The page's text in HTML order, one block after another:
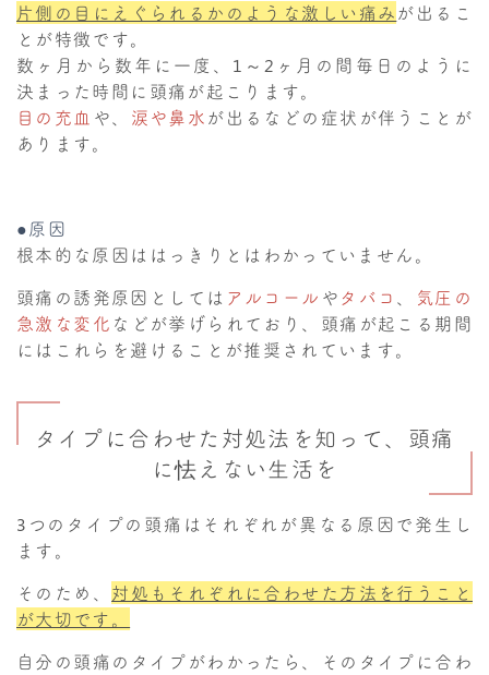
片側の目にえぐられるかのような激しい痛みが出るこ
とが特徴です。
数ヶ月から数年に一度、1～2ヶ月の間毎日のように
決まった時間に頭痛が起こります。
目の充血 や、 涙や鼻水が出るなどの症状が伴うことが
あります。
●原因
根本的な原因ははっきりとはわかっていません。
頭痛の誘発原因としては アルコール や タバコ 、
気圧の
急激な変化 などが挙げられており、頭痛が起こる期間
にはこれらを避けることが推奨されています。
タイプに合わせた対処法を知って、頭痛
に怯えない生活を
3つのタイプの頭痛はそれぞれが異なる原因で発生し
ます。
そのため、 対処もそれぞれに合わせた方法を行うこと
が大切です。
自分の頭痛のタイプがわかったら、そのタイプに合わ